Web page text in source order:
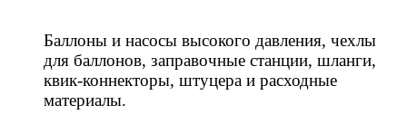
Баллоны и насосы высокого давления, чехлы
для баллонов, заправочные станции, шланги,
квик-коннекторы, штуцера и расходные
материалы.